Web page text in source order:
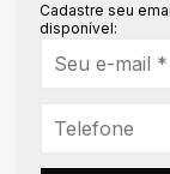
Cadastre seu
disponível: